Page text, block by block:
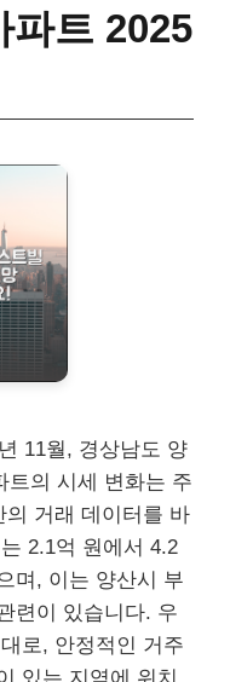
파트 2025
11월, 경상남도 양
트의 시세 변화는 주
거래 데이터를 바
2.1억 원에서 4.2
며, 이는 양산시 부
련이 있습니다. 우
로, 안정적인 거주
있는 지역에 위치